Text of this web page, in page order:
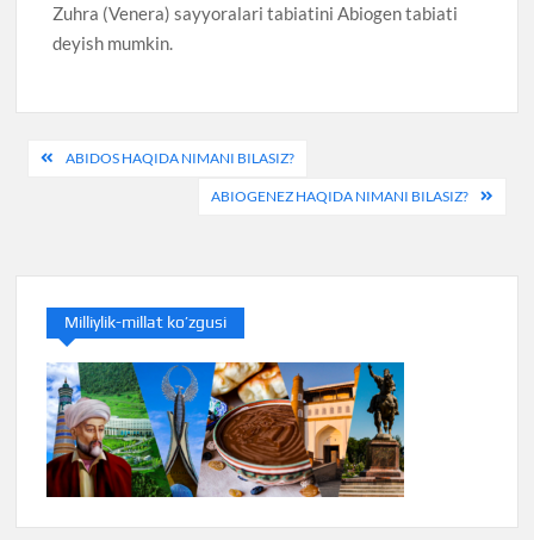
Zuhra (Venera) sayyoralari tabiatini Abiogen tabiati
deyish mumkin.
PostABIDOS HAQIDA NIMANI BILASIZ?
ABIOGENEZ HAQIDA NIMANI BILASIZ?
Milliylik-millat ko’zgusi